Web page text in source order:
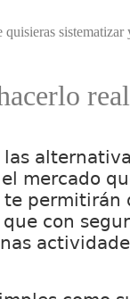
sistematizar
mercado
te permitirán
con